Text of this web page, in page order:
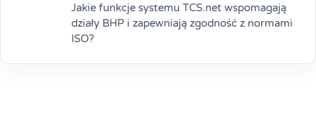
Jakie funkcje systemu TCS.net wspomagają
działy BHP i zapewniają zgodność z normami
ISO?